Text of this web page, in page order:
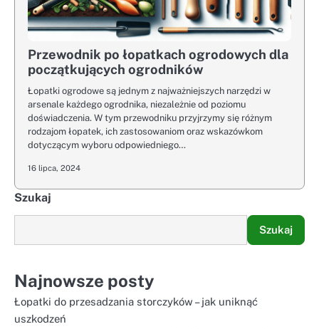
Przewodnik po łopatkach ogrodowych dla
początkujących ogrodników
Łopatki ogrodowe są jednym z najważniejszych narzędzi w
arsenale każdego ogrodnika, niezależnie od poziomu
doświadczenia. W tym przewodniku przyjrzymy się różnym
rodzajom łopatek, ich zastosowaniom oraz wskazówkom
dotyczącym wyboru odpowiedniego…
16 lipca, 2024
Szukaj
Szukaj
Najnowsze posty
Łopatki do przesadzania storczyków – jak uniknąć
uszkodzeń